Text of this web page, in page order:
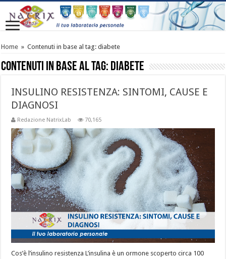
Home » Contenuti in base al tag:diabete
Contenuti in base al tag: diabete
INSULINO RESISTENZA: SINTOMI, CAUSE E
DIAGNOSI
Redazione NatrixLab 70,165
Cos’è l’insulino resistenza L’insulina è un ormone scoperto circa 100